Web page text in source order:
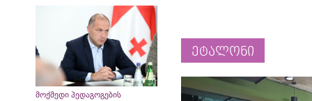
მოქმედი პედაგოგების
ეტალონი